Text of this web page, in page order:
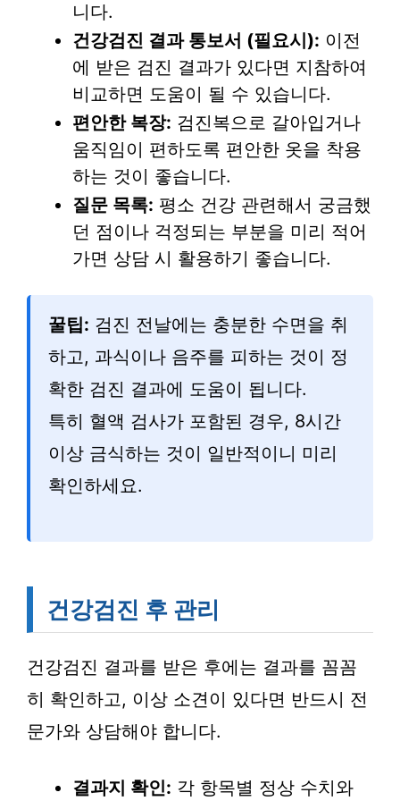
니다.
건강검진 결과 통보서 (필요시): 이전
에 받은 검진 결과가 있다면 지참하여
비교하면 도움이 될 수 있습니다.
편안한 복장: 검진복으로 갈아입거나
움직임이 편하도록 편안한 옷을 착용
하는 것이 좋습니다.
질문 목록: 평소 건강 관련해서 궁금했
던 점이나 걱정되는 부분을 미리 적어
가면 상담 시 활용하기 좋습니다.
꿀팁: 검진 전날에는 충분한 수면을 취
하고, 과식이나 음주를 피하는 것이 정
확한 검진 결과에 도움이 됩니다.
특히 혈액 검사가 포함된 경우, 8시간
이상 금식하는 것이 일반적이니 미리
확인하세요.
건강검진 후 관리
건강검진 결과를 받은 후에는 결과를 꼼꼼
히 확인하고, 이상 소견이 있다면 반드시 전
문가와 상담해야 합니다.
결과지 확인: 각 항목별 정상 수치와